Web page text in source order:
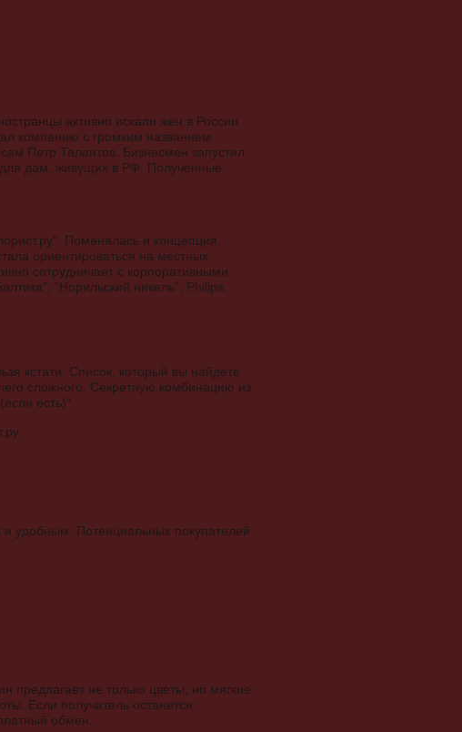
активно искали жен в России.
компанию с громким названием
Петр Талантов. Бизнесмен запустил
для дам, живущих в РФ. Полученные
Поменялась и концепция.
ориентироваться на местных
сотрудничает с корпоративными
"Норильский никель", Philips,
кстати. Список, который вы найдете
сложного. Секретную комбинацию из
есть)".
удобным. Потенциальных покупателей
предлагает не только цветы, но мягкие
Если получатель останется
обмен.